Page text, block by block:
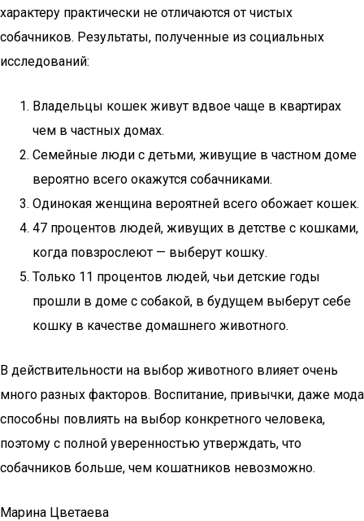
характеру практически не отличаются от чистых
собачников. Результаты, полученные из социальных
исследований:
Владельцы кошек живут вдвое чаще в квартирах
чем в частных домах.
Семейные люди с детьми, живущие в частном доме
вероятно всего окажутся собачниками.
Одинокая женщина вероятней всего обожает кошек.
47 процентов людей, живущих в детстве с кошками,
когда повзрослеют — выберут кошку.
Только 11 процентов людей, чьи детские годы
прошли в доме с собакой, в будущем выберут себе
кошку в качестве домашнего животного.
В действительности на выбор животного влияет очень
много разных факторов. Воспитание, привычки, даже мода
способны повлиять на выбор конкретного человека,
поэтому с полной уверенностью утверждать, что
собачников больше, чем кошатников невозможно.
Марина Цветаева